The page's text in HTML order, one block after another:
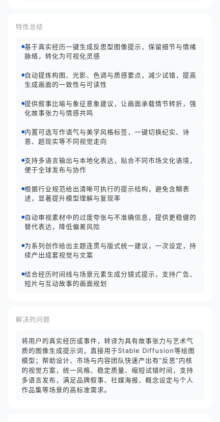
特性总结
基于真实经历一键生成反思型图像提示，保留细节与情绪
脉络，转化为可视化灵感
自动提炼构图、光影、色调与质感要点，减少试错，提高
生成画面的一致性与可读性
提供叙事比喻与象征意象建议，让画面承载情节转折，强
化故事张力与情感共鸣
内置可选写作语气与美学风格标签，一键切换纪实、诗
意、超现实等不同视觉走向
支持多语言输出与本地化表达，贴合不同市场文化语境，
便于全球发布与协作
根据行业规范给出清晰可执行的提示结构，避免含糊表
述，显著提升模型理解与复现率
自动审视素材中的过度夸张与不准确信息，提供更稳健的
替代表达，降低偏差风险
为系列创作给出主题连贯与版式统一建议，一次设定，持
续产出成套视觉与文案
结合经历时间线与场景元素生成分镜式提示，支持广告、
短片与互动故事的画面规划
解决的问题
将用户的真实经历或事件，转译为具有故事张力与艺术气
质的图像生成提示词，直接用于Stable Diffusion等绘图
模型；帮助设计、市场与内容团队快速产出有“反思”内核
的视觉方案，统一风格、稳定质量、缩短试错时间，支持
多语言发布，满足品牌叙事、社媒海报、概念设定与个人
作品集等场景的高标准需求。